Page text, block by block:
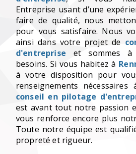
Entreprise usant d’une
faire de qualité, nous
pour vous satisfaire. Nous
ainsi dans votre projet de
d'entreprise et sommes à
besoins. Si vous habitez à
à votre disposition pour
renseignements
conseil en pilotage
est avant tout notre passion
vous renforce encore plus
Toute notre équipe est
propreté et rigueur.